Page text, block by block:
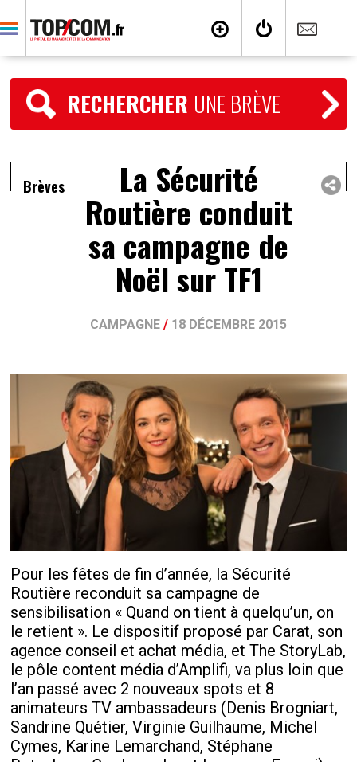
RECHERCHER UNE BRÈVE
Brèves La Sécurité
Routière conduit
sa campagne de
Noël sur TF1
CAMPAGNE / 18 DÉCEMBRE 2015
Pour les fêtes de fin d’année, la Sécurité
Routière reconduit sa campagne de
sensibilisation « Quand on tient à quelqu’un, on
le retient ». Le dispositif proposé par Carat, son
agence conseil et achat média, et The StoryLab,
le pôle content média d’Amplifi, va plus loin que
l’an passé avec 2 nouveaux spots et 8
animateurs TV ambassadeurs (Denis Brogniart,
Sandrine Quétier, Virginie Guilhaume, Michel
Cymes, Karine Lemarchand, Stéphane